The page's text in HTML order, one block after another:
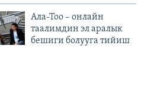
Ала-Тоо – онлайн
таалимдин эл аралык
бешиги болууга тийиш